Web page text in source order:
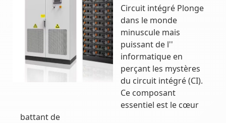
Circuit intégré Plonge
dans le monde
minuscule mais
puissant de l''
informatique en
perçant les mystères
du circuit intégré (CI).
Ce composant
essentiel est le cœur
battant de